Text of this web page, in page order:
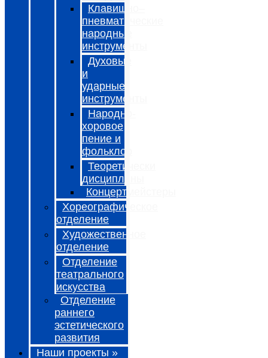
Клавишно–
пневматические
народные
инструменты
Духовые
и
ударные
инструменты
Народно-
хоровое
пение и
фольклор
Теоретически
дисциплины
Концертмейстеры
Хореографическое
отделение
Художественное
отделение
Отделение
театрального
искусства
Отделение
раннего
эстетического
развития
Наши проекты »